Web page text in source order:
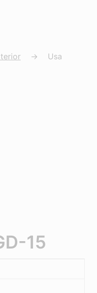
→
Usa
15